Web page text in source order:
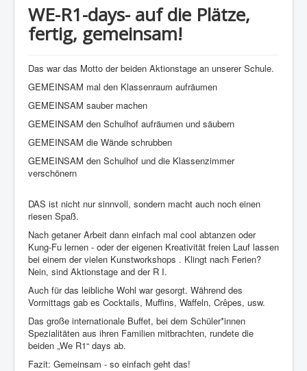
WE-R1-days- auf die Plätze,
fertig, gemeinsam!
Das war das Motto der beiden Aktionstage an unserer Schule.
GEMEINSAM mal den Klassenraum aufräumen
GEMEINSAM sauber machen
GEMEINSAM den Schulhof aufräumen und säubern
GEMEINSAM die Wände schrubben
GEMEINSAM den Schulhof und die Klassenzimmer
verschönern
DAS ist nicht nur sinnvoll, sondern macht auch noch einen
riesen Spaß.
Nach getaner Arbeit dann einfach mal cool abtanzen oder
Kung-Fu lernen - oder der eigenen Kreativität freien Lauf lassen
bei einem der vielen Kunstworkshops . Klingt nach Ferien?
Nein, sind Aktionstage and der R I.
Auch für das leibliche Wohl war gesorgt. Während des
Vormittags gab es Cocktails, Muffins, Waffeln, Crêpes, usw.
Das große internationale Buffet, bei dem Schüler*innen
Spezialitäten aus ihren Familien mitbrachten, rundete die
beiden „We R1“ days ab.
Fazit: Gemeinsam - so einfach geht das!